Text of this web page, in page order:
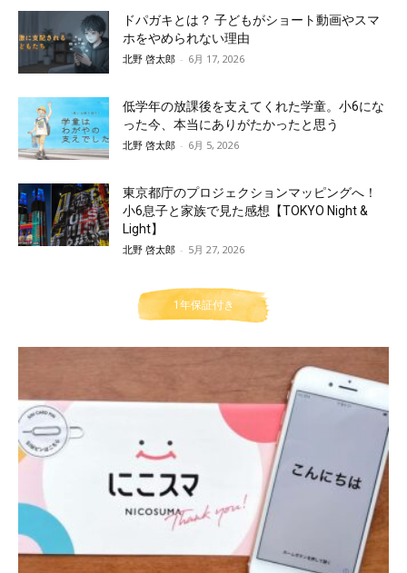
ドパガキとは？ 子どもがショート動画やスマ
ホをやめられない理由
北野 啓太郎 - 6月 17, 2026
低学年の放課後を支えてくれた学童。小6にな
った今、本当にありがたかったと思う
北野 啓太郎 - 6月 5, 2026
東京都庁のプロジェクションマッピングへ！
小6息子と家族で見た感想【TOKYO Night &
Light】
北野 啓太郎 - 5月 27, 2026
1年保証付き